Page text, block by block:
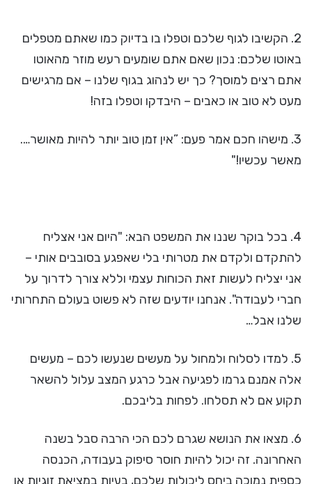
2. הקשיבו לגוף שלכם וטפלו בו בדיוק כמו שאתם מטפלים
באוטו שלכם: נכון שאם אתם שומעים רעש מוזר מהאוטו
אתם רצים למוסך? כך יש לנהוג בגוף שלנו – אם מרגישים
מעט לא טוב או כאבים – היבדקו וטפלו בזה!
3. מישהו חכם אמר פעם: ”אין זמן טוב יותר להיות מאושר….
מאשר עכשיו!"
4. בכל בוקר שננו את המשפט הבא: "היום אני אצליח
להתקדם ולקדם את מטרותי בלי שאפגע בסובבים אותי –
אני יצליח לעשות זאת הכוחות עצמי וללא צורך לדרוך על
חברי לעבודה". אנחנו יודעים שזה לא פשוט בעולם התחרותי
שלנו אבל…
5. למדו לסלוח ולמחול על מעשים שנעשו לכם – מעשים
אלה אמנם גרמו לפגיעה אבל כרגע המצב עלול להשאר
תקוע אם לא תסלחו. לפחות בליבכם.
6. מצאו את הנושא שגרם לכם הכי הרבה סבל בשנה
האחרונה. זה יכול להיות חוסר סיפוק בעבודה, הכנסה
כספית נמוכה ביחס ליכולות שלכם, בעיות במציאת זוגיות או